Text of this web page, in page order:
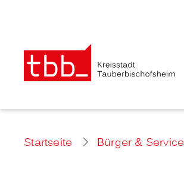
Startseite Bürger & Service